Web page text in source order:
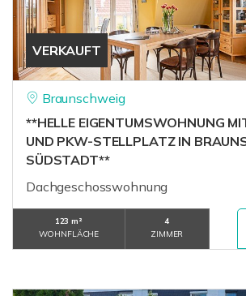
VERKAUFT
Braunschweig
**HELLE EIGENTUMSWOHNUNG
UND PKW-STELLPLATZ IN
SÜDSTADT**
Dachgeschosswohnung
123 m²
WOHNFLÄCHE
4
ZIMMER